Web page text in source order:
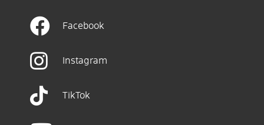
Facebook
Instagram
TikTok